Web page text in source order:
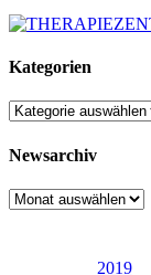
Kategorien
Kategorien
Newsarchiv
Newsarchiv
2019